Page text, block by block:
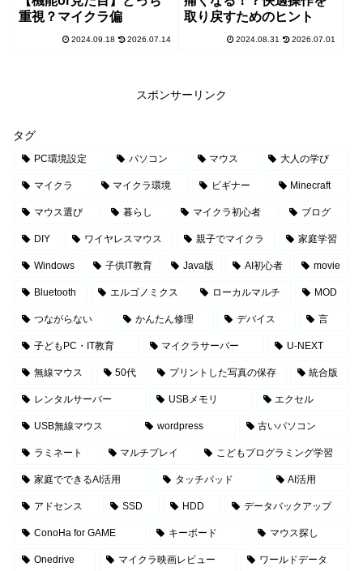
重視？マイクラ偏
2024.09.18 2026.07.14
取り戻すためのヒント
2024.08.31 2026.07.01
スポンサーリンク
タグ
PC環境設定 パソコン マウス 大人の学び
マイクラ マイクラ環境 ビギナー Minecraft
マウス選び 暮らし マイクラ初心者 ブログ
DIY ワイヤレスマウス 親子でマイクラ 家庭学習
Windows 子供IT教育 Java版 AI初心者 movie
Bluetooth エルゴノミクス ローカルマルチ MOD
つながらない かんたん修理 デバイス 言
子どもPC・IT教育 マイクラサーバー U-NEXT
無線マウス 50代 プリントした写真の保存 統合版
レンタルサーバー USBメモリ エクセル
USB無線マウス wordpress 古いパソコン
ラミネート マルチプレイ こどもプログラミング学習
家庭でできるAI活用 タッチパッド AI活用
アドセンス SSD HDD データバックアップ
ConoHa for GAME キーボード マウス探し
Onedrive マイクラ映画レビュー ワールドデータ